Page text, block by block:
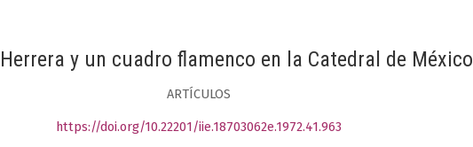
y un cuadro flamenco en la Catedral de México
ARTÍCULOS
https://doi.org/10.22201/iie.18703062e.1972.41.963